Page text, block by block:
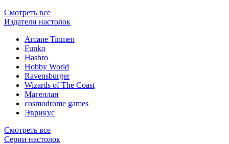
Смотреть все
Издатели настолок
Arcane Tinmen
Funko
Hasbro
Hobby World
Ravensburger
Wizards of The Coast
Магеллан
сosmodrome games
Эврикус
Смотреть все
Серии настолок